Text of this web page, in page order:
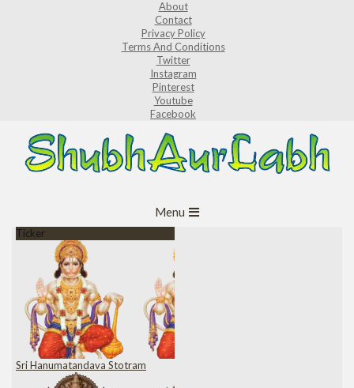
About
Contact
Privacy Policy
Terms And Conditions
Twitter
Instagram
Pinterest
Youtube
Facebook
Navigation
Menu
Ticker
Sri Hanumatandava Stotram